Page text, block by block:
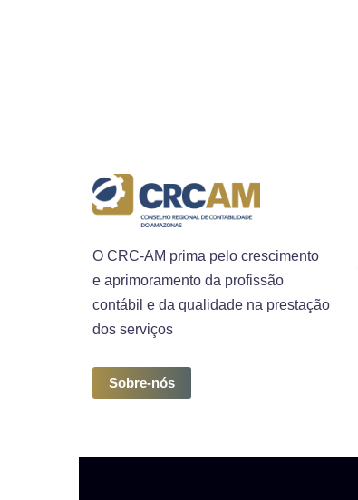
O CRC-AM prima pelo crescimento
e aprimoramento da profissão
contábil e da qualidade na prestação
dos serviços
Sobre-nós